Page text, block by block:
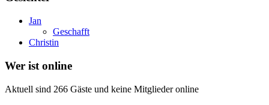
Jan
Geschafft
Christin
Wer ist online
Aktuell sind 266 Gäste und keine Mitglieder online